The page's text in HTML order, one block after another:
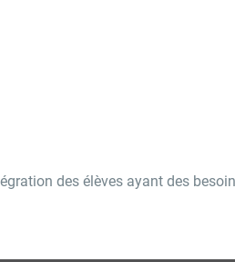
des élèves ayant des